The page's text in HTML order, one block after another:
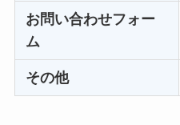
お問い合わせフォー
ム
その他